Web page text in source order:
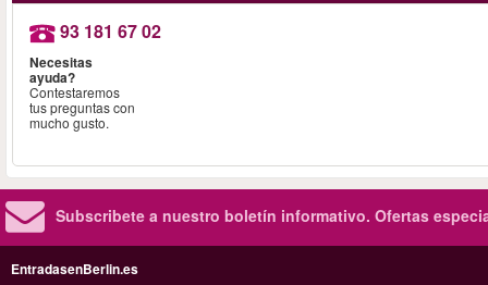
93 181 67 02
Necesitas
ayuda?
Contestaremos
tus preguntas con
mucho gusto.
Subscribete a nuestro boletín informativo. Ofertas
EntradasenBerlin.es